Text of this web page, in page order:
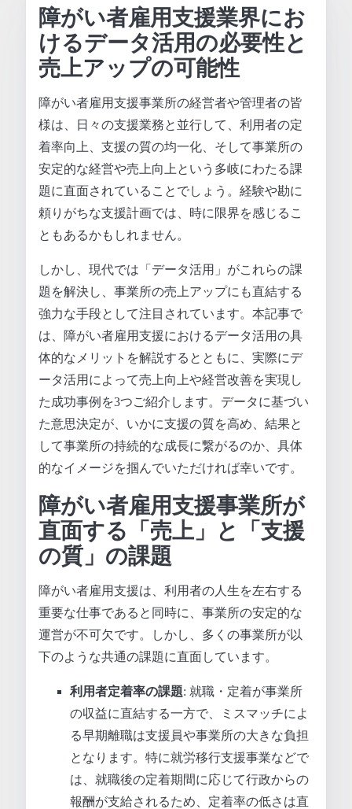
障がい者雇用支援業界にお
けるデータ活用の必要性と
売上アップの可能性
障がい者雇用支援事業所の経営者や管理者の皆
様は、日々の支援業務と並行して、利用者の定
着率向上、支援の質の均一化、そして事業所の
安定的な経営や売上向上という多岐にわたる課
題に直面されていることでしょう。経験や勘に
頼りがちな支援計画では、時に限界を感じるこ
ともあるかもしれません。
しかし、現代では「データ活用」がこれらの課
題を解決し、事業所の売上アップにも直結する
強力な手段として注目されています。本記事で
は、障がい者雇用支援におけるデータ活用の具
体的なメリットを解説するとともに、実際にデ
ータ活用によって売上向上や経営改善を実現し
た成功事例を3つご紹介します。データに基づい
た意思決定が、いかに支援の質を高め、結果と
して事業所の持続的な成長に繋がるのか、具体
的なイメージを掴んでいただければ幸いです。
障がい者雇用支援事業所が
直面する「売上」と「支援
の質」の課題
障がい者雇用支援は、利用者の人生を左右する
重要な仕事であると同時に、事業所の安定的な
運営が不可欠です。しかし、多くの事業所が以
下のような共通の課題に直面しています。
利用者定着率の課題: 就職・定着が事業所
の収益に直結する一方で、ミスマッチによ
る早期離職は支援員や事業所の大きな負担
となります。特に就労移行支援事業などで
は、就職後の定着期間に応じて行政からの
報酬が支給されるため、定着率の低さは直